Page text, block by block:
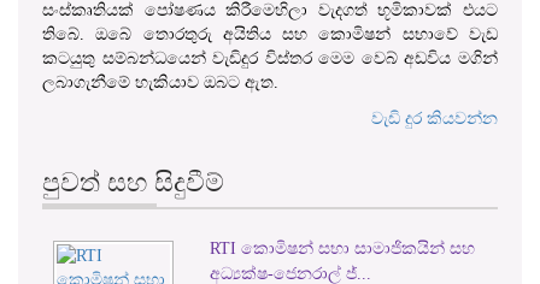
සංස්කෘතියක් පෝෂණය කිරීමෙහිලා වැදගත් භූමිකාවක් එයට
තිබේ. ඔබේ තොරතුරු අයිතිය සහ කොමිෂන් සභාවේ වැඩ
කටයුතු සම්බන්ධයෙන් වැඩිදුර විස්තර මෙම වෙබ් අඩවිය මගින්
ලබාගැනීමේ හැකියාව ඔබට ඇත.
වැඩි දුර කියවන්න
පුවත් සහ සිදුවීම්
1 2
RTI කොමිෂන් සභා සාමාජිකයින් සහ
අධ්‍යක්ෂ-ජෙනරාල් ජ්...
වාර්තා